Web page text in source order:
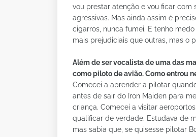
vou prestar atenção e vou ficar com
agressivas. Mas ainda assim é
cigarros, nunca fumei. E tenho
mais prejudiciais que outras, mas o
Além de ser vocalista de uma das
como piloto de avião. Como entrou
Comecei a aprender a pilotar
antes de sair do Iron Maiden para
criança. Comecei a visitar
qualificar de verdade. Estudava de
mas sabia que, se quisesse pilotar